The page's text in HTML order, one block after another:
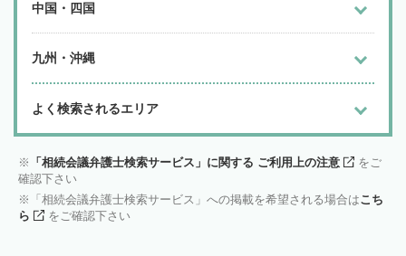
中国・四国
九州・沖縄
よく検索されるエリア
「相続会議弁護士検索サービス」に関する ご利用上の注意
をご
確認下さい
「相続会議弁護士検索サービス」への掲載を希望される場合はこち
ら
をご確認下さい